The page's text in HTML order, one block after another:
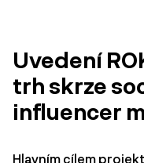
Uvedení
trh skrze
influencer
Hlavním cílem